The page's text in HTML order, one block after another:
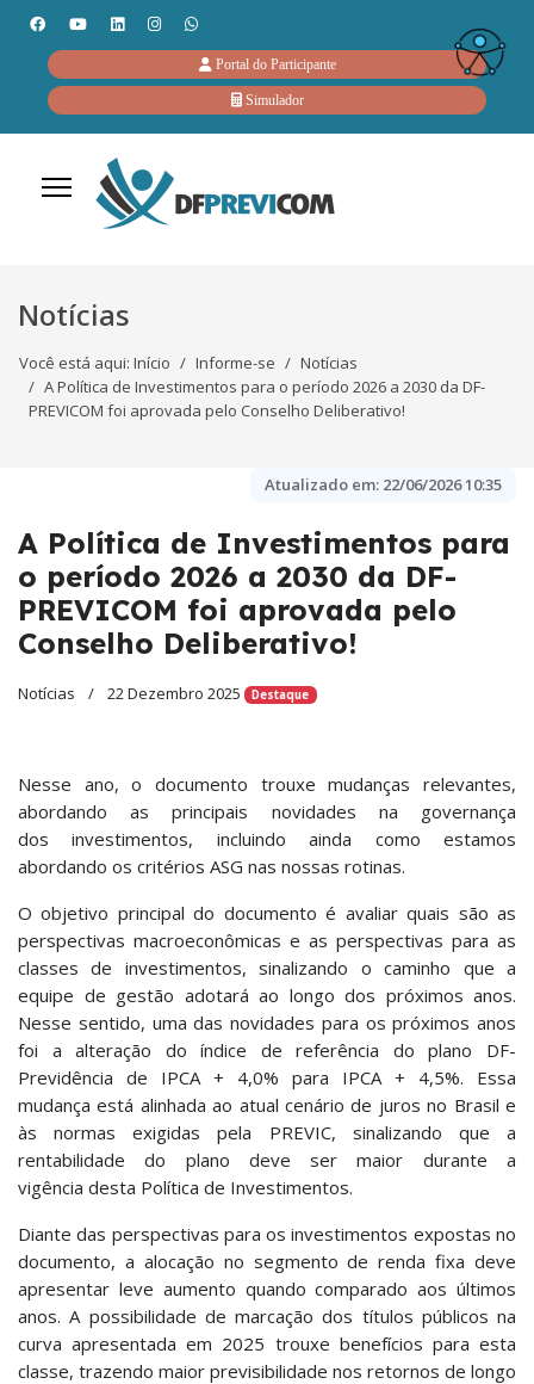
Portal do Participante
Simulador
Notícias
Você está aqui: Início Informe-se
Notícias
A Política de Investimentos para o período 2026 a 2030 da DF-
PREVICOM foi aprovada pelo Conselho Deliberativo!
Atualizado em: 22/06/2026 10:35
A Política de Investimentos para
o período 2026 a 2030 da DF-
PREVICOM foi aprovada pelo
Conselho Deliberativo!
Notícias 22 Dezembro 2025 Destaque
Nesse ano, o documento trouxe mudanças relevantes,
abordando as principais novidades na governança
dos investimentos, incluindo ainda como estamos
abordando os critérios ASG nas nossas rotinas.
O objetivo principal do documento é avaliar quais são as
perspectivas macroeconômicas e as perspectivas para as
classes de investimentos, sinalizando o caminho que a
equipe de gestão adotará ao longo dos próximos anos.
Nesse sentido, uma das novidades para os próximos anos
foi a alteração do índice de referência do plano DF-
Previdência de IPCA + 4,0% para IPCA + 4,5%. Essa
mudança está alinhada ao atual cenário de juros no Brasil e
às normas exigidas pela PREVIC, sinalizando que a
rentabilidade do plano deve ser maior durante a
vigência desta Política de Investimentos.
Diante das perspectivas para os investimentos expostas no
documento, a alocação no segmento de renda fixa deve
apresentar leve aumento quando comparado aos últimos
anos. A possibilidade de marcação dos títulos públicos na
curva apresentada em 2025 trouxe benefícios para esta
classe, trazendo maior previsibilidade nos retornos de longo